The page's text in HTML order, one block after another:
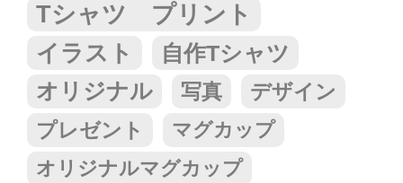
Tシャツ プリント
イラスト 自作Tシャツ
オリジナル 写真
デザイン
プレゼント
マグカップ
オリジナルマグカップ